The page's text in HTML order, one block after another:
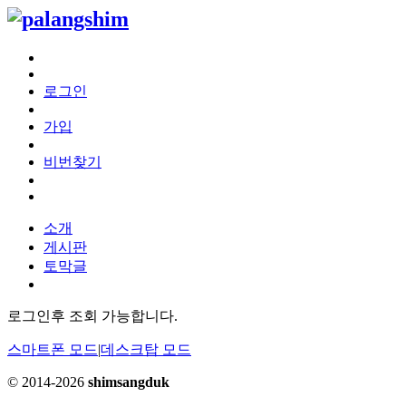
로그인
가입
비번찾기
소개
게시판
토막글
로그인후 조회 가능합니다.
스마트폰 모드|데스크탑 모드
© 2014-2026 shimsangduk